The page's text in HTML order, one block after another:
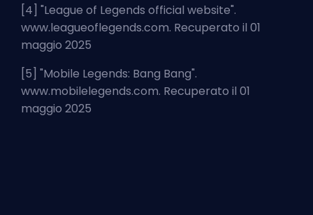
[4] "League of Legends official website".
www.leagueoflegends.com. Recuperato il 01
maggio 2025
[5] "Mobile Legends: Bang Bang".
www.mobilelegends.com. Recuperato il 01
maggio 2025